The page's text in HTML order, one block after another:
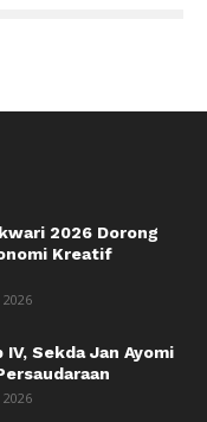
2026 Dorong
Kreatif
IV, Sekda Jan Ayomi